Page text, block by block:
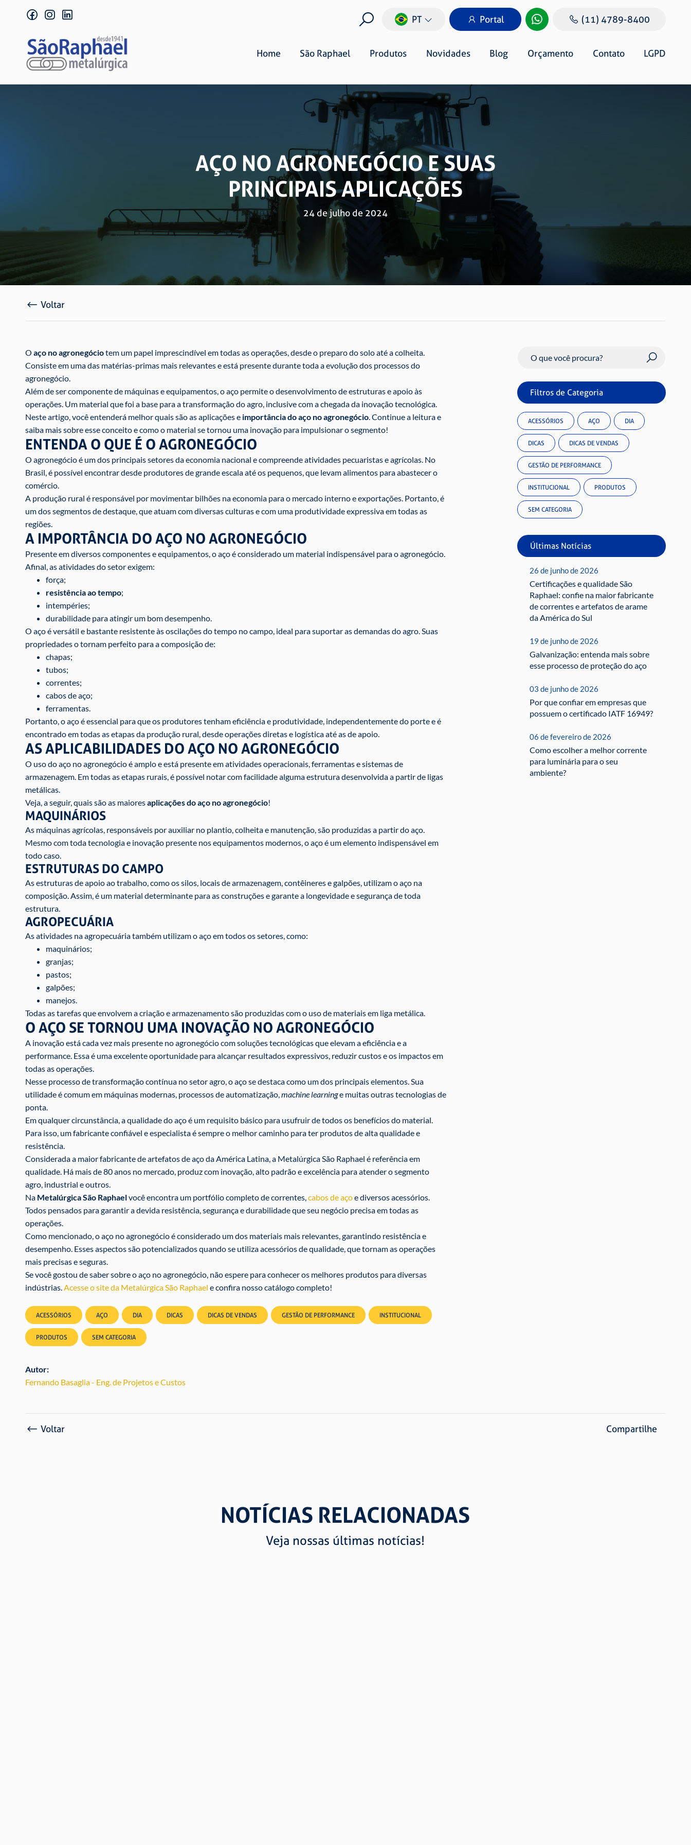
facebookinstagram
linkedin PT Portal (11) 4789-8400
Home São Raphael Produtos Novidades Blog Orçamento Contato LGPD
AÇO NO AGRONEGÓCIO E SUAS
PRINCIPAIS APLICAÇÕES
24 de julho de 2024
Voltar
Buscar
Filtros de Categoria
ACESSÓRIOS AÇO DIA
DICAS DICAS DE VENDAS
GESTÃO DE PERFORMANCE
INSTITUCIONAL PRODUTOS
SEM CATEGORIA
Últimas Notícias
26 de junho de 2026
Certificações e qualidade São
Raphael: confie na maior fabricante
de correntes e artefatos de arame
da América do Sul
19 de junho de 2026
Galvanização: entenda mais sobre
esse processo de proteção do aço
03 de junho de 2026
Por que confiar em empresas que
possuem o certificado IATF 16949?
06 de fevereiro de 2026
Como escolher a melhor corrente
para luminária para o seu
ambiente?
O aço no agronegóciotem um papel imprescindível em todas as operações, desde o preparo do solo até a colheita.
Consiste em uma das matérias-primas mais relevantes e está presente durante toda a evolução dos processos do
agronegócio.
Além de ser componente de máquinas e equipamentos, o aço permite o desenvolvimento de estruturas e apoio às
operações. Um material que foi a base para a transformação do agro, inclusive com a chegada da inovação tecnológica.
Neste artigo, você entenderá melhor quais são as aplicações e importância do aço no agronegócio. Continue a leitura e
saiba mais sobre esse conceito e como o material se tornou uma inovação para impulsionar o segmento!
ENTENDA O QUE É O AGRONEGÓCIO
O agronegócio é um dos principais setores da economia nacional e compreende atividades pecuaristas e agrícolas. No
Brasil, é possível encontrar desde produtores de grande escala até os pequenos, que levam alimentos para abastecer o
comércio.
A produção rural é responsável por movimentar bilhões na economia para o mercado interno e exportações. Portanto, é
um dos segmentos de destaque, que atuam com diversas culturas e com uma produtividade expressiva em todas as
regiões.
A IMPORTÂNCIA DO AÇO NO AGRONEGÓCIO
Presente em diversos componentes e equipamentos, o aço é considerado um material indispensável para o agronegócio.
Afinal, as atividades do setor exigem:
força;
resistência ao tempo;
intempéries;
durabilidade para atingir um bom desempenho.
O aço é versátil e bastante resistente às oscilações do tempo no campo, ideal para suportar as demandas do agro. Suas
propriedades o tornam perfeito para a composição de:
chapas;
tubos;
correntes;
cabos de aço;
ferramentas.
Portanto, o aço é essencial para que os produtores tenham eficiência e produtividade, independentemente do porte e é
encontrado em todas as etapas da produção rural, desde operações diretas e logística até as de apoio.
AS APLICABILIDADES DO AÇO NO AGRONEGÓCIO
O uso do aço no agronegócio é amplo e está presente em atividades operacionais, ferramentas e sistemas de
armazenagem. Em todas as etapas rurais, é possível notar com facilidade alguma estrutura desenvolvida a partir de ligas
metálicas.
Veja, a seguir, quais são as maioresaplicações do aço no agronegócio!
MAQUINÁRIOS
As máquinas agrícolas, responsáveis por auxiliar no plantio, colheita e manutenção, são produzidas a partir do aço.
Mesmo com toda tecnologia e inovação presente nos equipamentos modernos, o aço é um elemento indispensável em
todo caso.
ESTRUTURAS DO CAMPO
As estruturas de apoio ao trabalho, como os silos, locais de armazenagem, contêineres e galpões, utilizam o aço na
composição. Assim, é um material determinante para as construções e garante a longevidade e segurança de toda
estrutura.
AGROPECUÁRIA
As atividades na agropecuária também utilizam o aço em todos os setores, como:
maquinários;
granjas;
pastos;
galpões;
manejos.
Todas as tarefas que envolvem a criação e armazenamento são produzidas com o uso de materiais em liga metálica.
O AÇO SE TORNOU UMA INOVAÇÃO NO AGRONEGÓCIO
A inovação está cada vez mais presente no agronegócio com soluções tecnológicas que elevam a eficiência e a
performance. Essa é uma excelente oportunidade para alcançar resultados expressivos, reduzir custos e os impactos em
todas as operações.
Nesse processo de transformação contínua no setor agro, o aço se destaca como um dos principais elementos. Sua
utilidade é comum em máquinas modernas, processos de automatização,machine learninge muitas outras tecnologias de
ponta.
Em qualquer circunstância, a qualidade do aço é um requisito básico para usufruir de todos os benefícios do material.
Para isso, um fabricante confiável e especialista é sempre o melhor caminho para ter produtos de alta qualidade e
resistência.
Considerada a maior fabricante de artefatos de aço da América Latina, a Metalúrgica São Raphael é referência em
qualidade. Há mais de 80 anos no mercado, produz com inovação, alto padrão e excelência para atender o segmento
agro, industrial e outros.
Na Metalúrgica São Raphaelvocê encontra um portfólio completo de correntes,cabos de açoe diversos acessórios.
Todos pensados para garantir a devida resistência, segurança e durabilidade que seu negócio precisa em todas as
operações.
Como mencionado, o aço no agronegócio é considerado um dos materiais mais relevantes, garantindo resistência e
desempenho. Esses aspectos são potencializados quando se utiliza acessórios de qualidade, que tornam as operações
mais precisas e seguras.
Se você gostou de saber sobre o aço no agronegócio, não espere para conhecer os melhores produtos para diversas
indústrias.Acesse o site da Metalúrgica São Raphael e confira nosso catálogo completo!
ACESSÓRIOS AÇO DIA DICAS DICAS DE VENDAS GESTÃO DE PERFORMANCE INSTITUCIONAL
PRODUTOS SEM CATEGORIA
Autor:
Fernando Basaglia - Eng. de Projetos e Custos
Voltar Compartilhe
NOTÍCIAS RELACIONADAS
Veja nossas últimas notícias!